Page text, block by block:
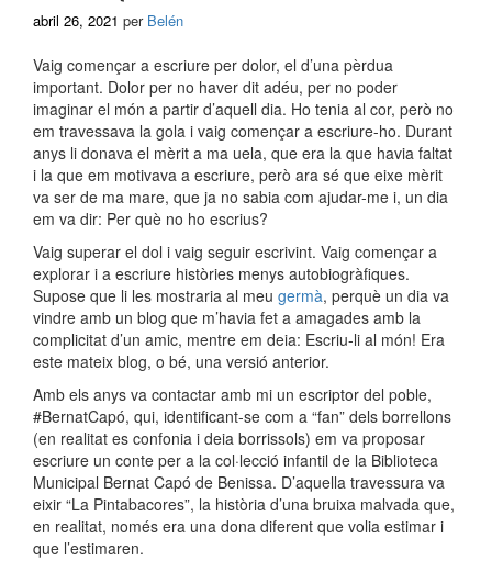
abril 26, 2021 per Belén
Vaig començar a escriure per dolor, el d’una pèrdua
important. Dolor per no haver dit adéu, per no poder
imaginar el món a partir d’aquell dia. Ho tenia al cor, però no
em travessava la gola i vaig començar a escriure-ho. Durant
anys li donava el mèrit a ma uela, que era la que havia faltat
i la que em motivava a escriure, però ara sé que eixe mèrit
va ser de ma mare, que ja no sabia com ajudar-me i, un dia
em va dir: Per què no ho escrius?
Vaig superar el dol i vaig seguir escrivint. Vaig començar a
explorar i a escriure històries menys autobiogràfiques.
Supose que li les mostraria al meu germà, perquè un dia va
vindre amb un blog que m’havia fet a amagades amb la
complicitat d’un amic, mentre em deia: Escriu-li al món! Era
este mateix blog, o bé, una versió anterior.
Amb els anys va contactar amb mi un escriptor del poble,
#BernatCapó, qui, identificant-se com a “fan” dels borrellons
(en realitat es confonia i deia borrissols) em va proposar
escriure un conte per a la col·lecció infantil de la Biblioteca
Municipal Bernat Capó de Benissa. D’aquella travessura va
eixir “La Pintabacores”, la història d’una bruixa malvada que,
en realitat, només era una dona diferent que volia estimar i
que l’estimaren.